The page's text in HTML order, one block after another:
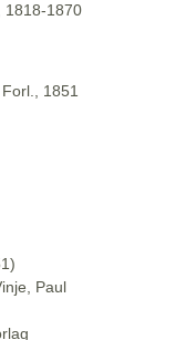
1818-1870
1851
Paul